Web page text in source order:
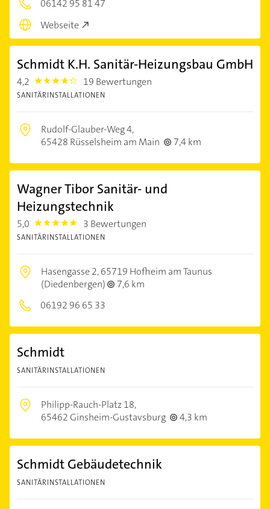
06142 95 81 47
Webseite
Schmidt K.H. Sanitär-Heizungsbau GmbH
4,2 4.2000003 19 Bewertungen
SANITÄRINSTALLATIONEN
Rudolf-Glauber-Weg 4,
65428 Rüsselsheim am Main
7,4 km
Wagner Tibor Sanitär- und
Heizungstechnik
5,0 5.0 3 Bewertungen
SANITÄRINSTALLATIONEN
Hasengasse 2,65719 Hofheim am Taunus
(Diedenbergen)
7,6 km
06192 96 65 33
Schmidt
SANITÄRINSTALLATIONEN
Philipp-Rauch-Platz 18,
65462 Ginsheim-Gustavsburg
4,3 km
Schmidt Gebäudetechnik
SANITÄRINSTALLATIONEN